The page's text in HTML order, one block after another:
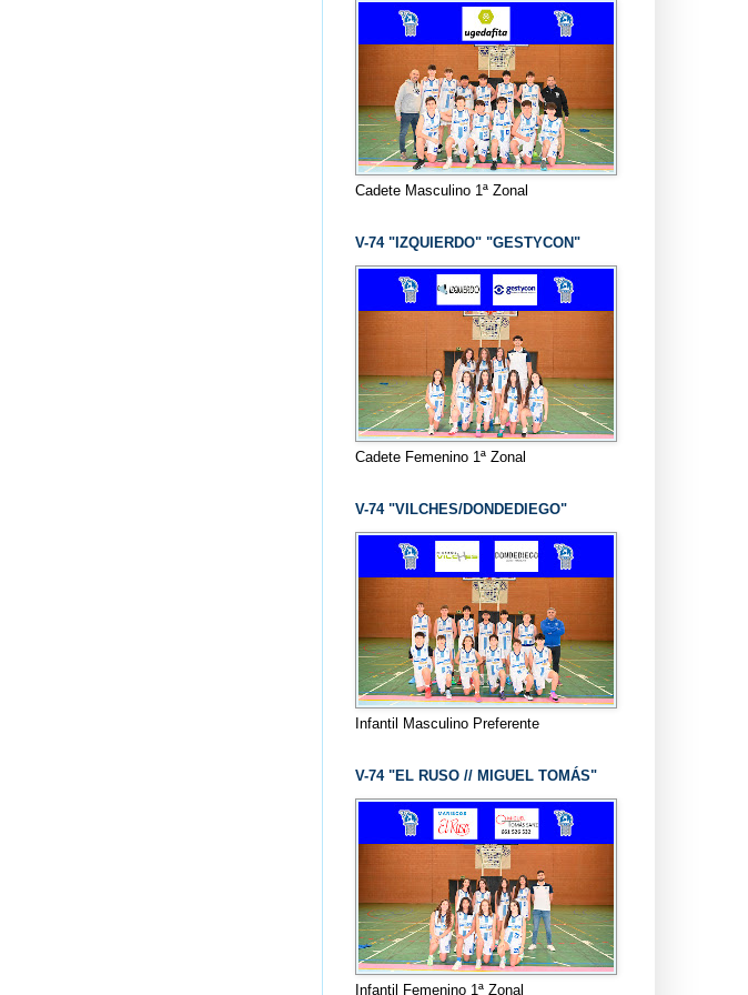
Cadete Masculino 1ª Zonal
V-74 "IZQUIERDO" "GESTYCON"
Cadete Femenino 1ª Zonal
V-74 "VILCHES/DONDEDIEGO"
Infantil Masculino Preferente
V-74 "EL RUSO // MIGUEL TOMÁS"
Infantil Femenino 1ª Zonal